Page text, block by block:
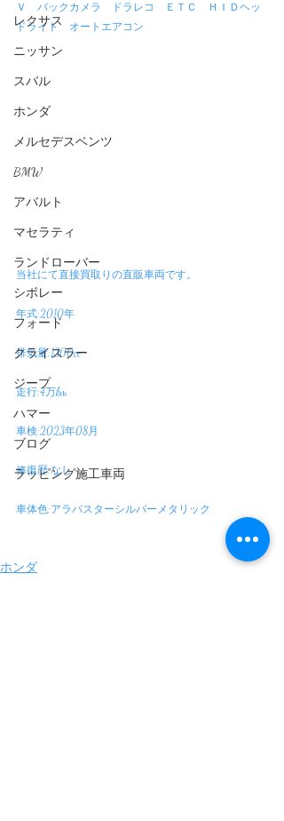
レクサス
ニッサン
スバル
ホンダ
メルセデスベンツ
BMW
アバルト
マセラティ
ランドローバー
シボレー
フォード
クライスラー
ジープ
ハマー
ブログ
ラッピング施工車両
Ｖ　バックカメラ　ドラレコ　ＥＴＣ　ＨＩＤヘッ
ドライト　オートエアコン
当社にて直接買取りの直販車両です。
年式:2010年
排気量:1300cc
走行:4万km
車検:2023年08月
修復歴:なし
車体色:アラバスターシルバーメタリック
ホンダ